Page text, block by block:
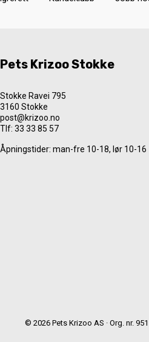
Pets Krizoo Stokke
Stokke Ravei 795
3160 Stokke
post@krizoo.no
Tlf:33 33 85 57
Åpningstider: man-fre 10-18, lør 10-16
© 2026 Pets Krizoo AS · Org. nr. 951